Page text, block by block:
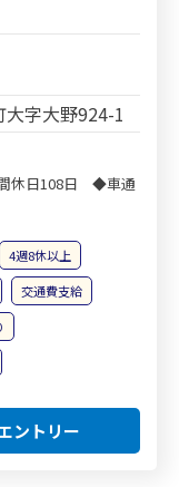
字大野924-1
休日108日 ◆車通
4週8休以上
交通費支給
ントリー